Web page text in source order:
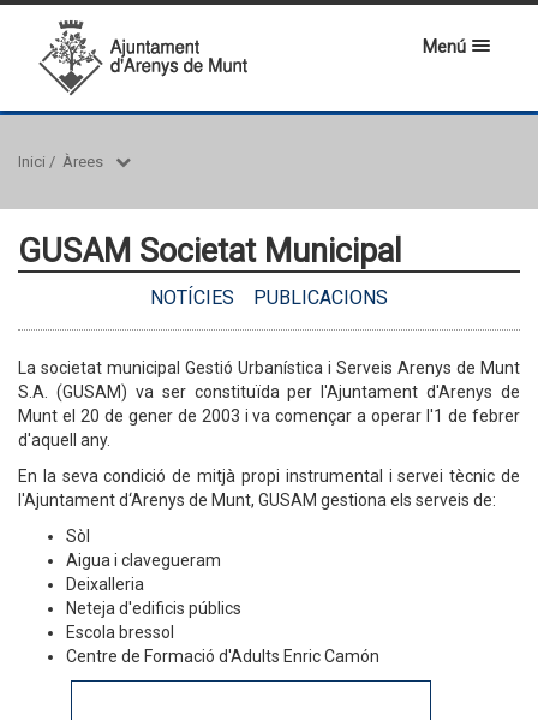
Menú
Inici / Àrees
GUSAM Societat Municipal
NOTÍCIES PUBLICACIONS
La societat municipal Gestió Urbanística i Serveis Arenys de Munt
S.A. (GUSAM) va ser constituïda per l'Ajuntament d'Arenys de
Munt el 20 de gener de 2003 i va començar a operar l'1 de febrer
d'aquell any.
En la seva condició de mitjà propi instrumental i servei tècnic de
l'Ajuntament d‘Arenys de Munt, GUSAM gestiona els serveis de:
Sòl
Aigua i clavegueram
Deixalleria
Neteja d'edificis públics
Escola bressol
Centre de Formació d'Adults Enric Camón